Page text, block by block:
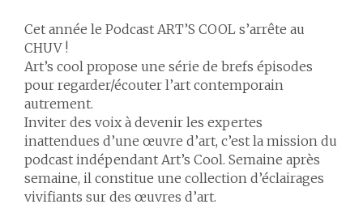
Cet année le Podcast ART’S COOL s’arrête au
CHUV !
Art’s cool propose une série de brefs épisodes
pour regarder/écouter l’art contemporain
autrement.
Inviter des voix à devenir les expertes
inattendues d’une œuvre d’art, c’est la mission du
podcast indépendant Art’s Cool. Semaine après
semaine, il constitue une collection d’éclairages
vivifiants sur des œuvres d’art.